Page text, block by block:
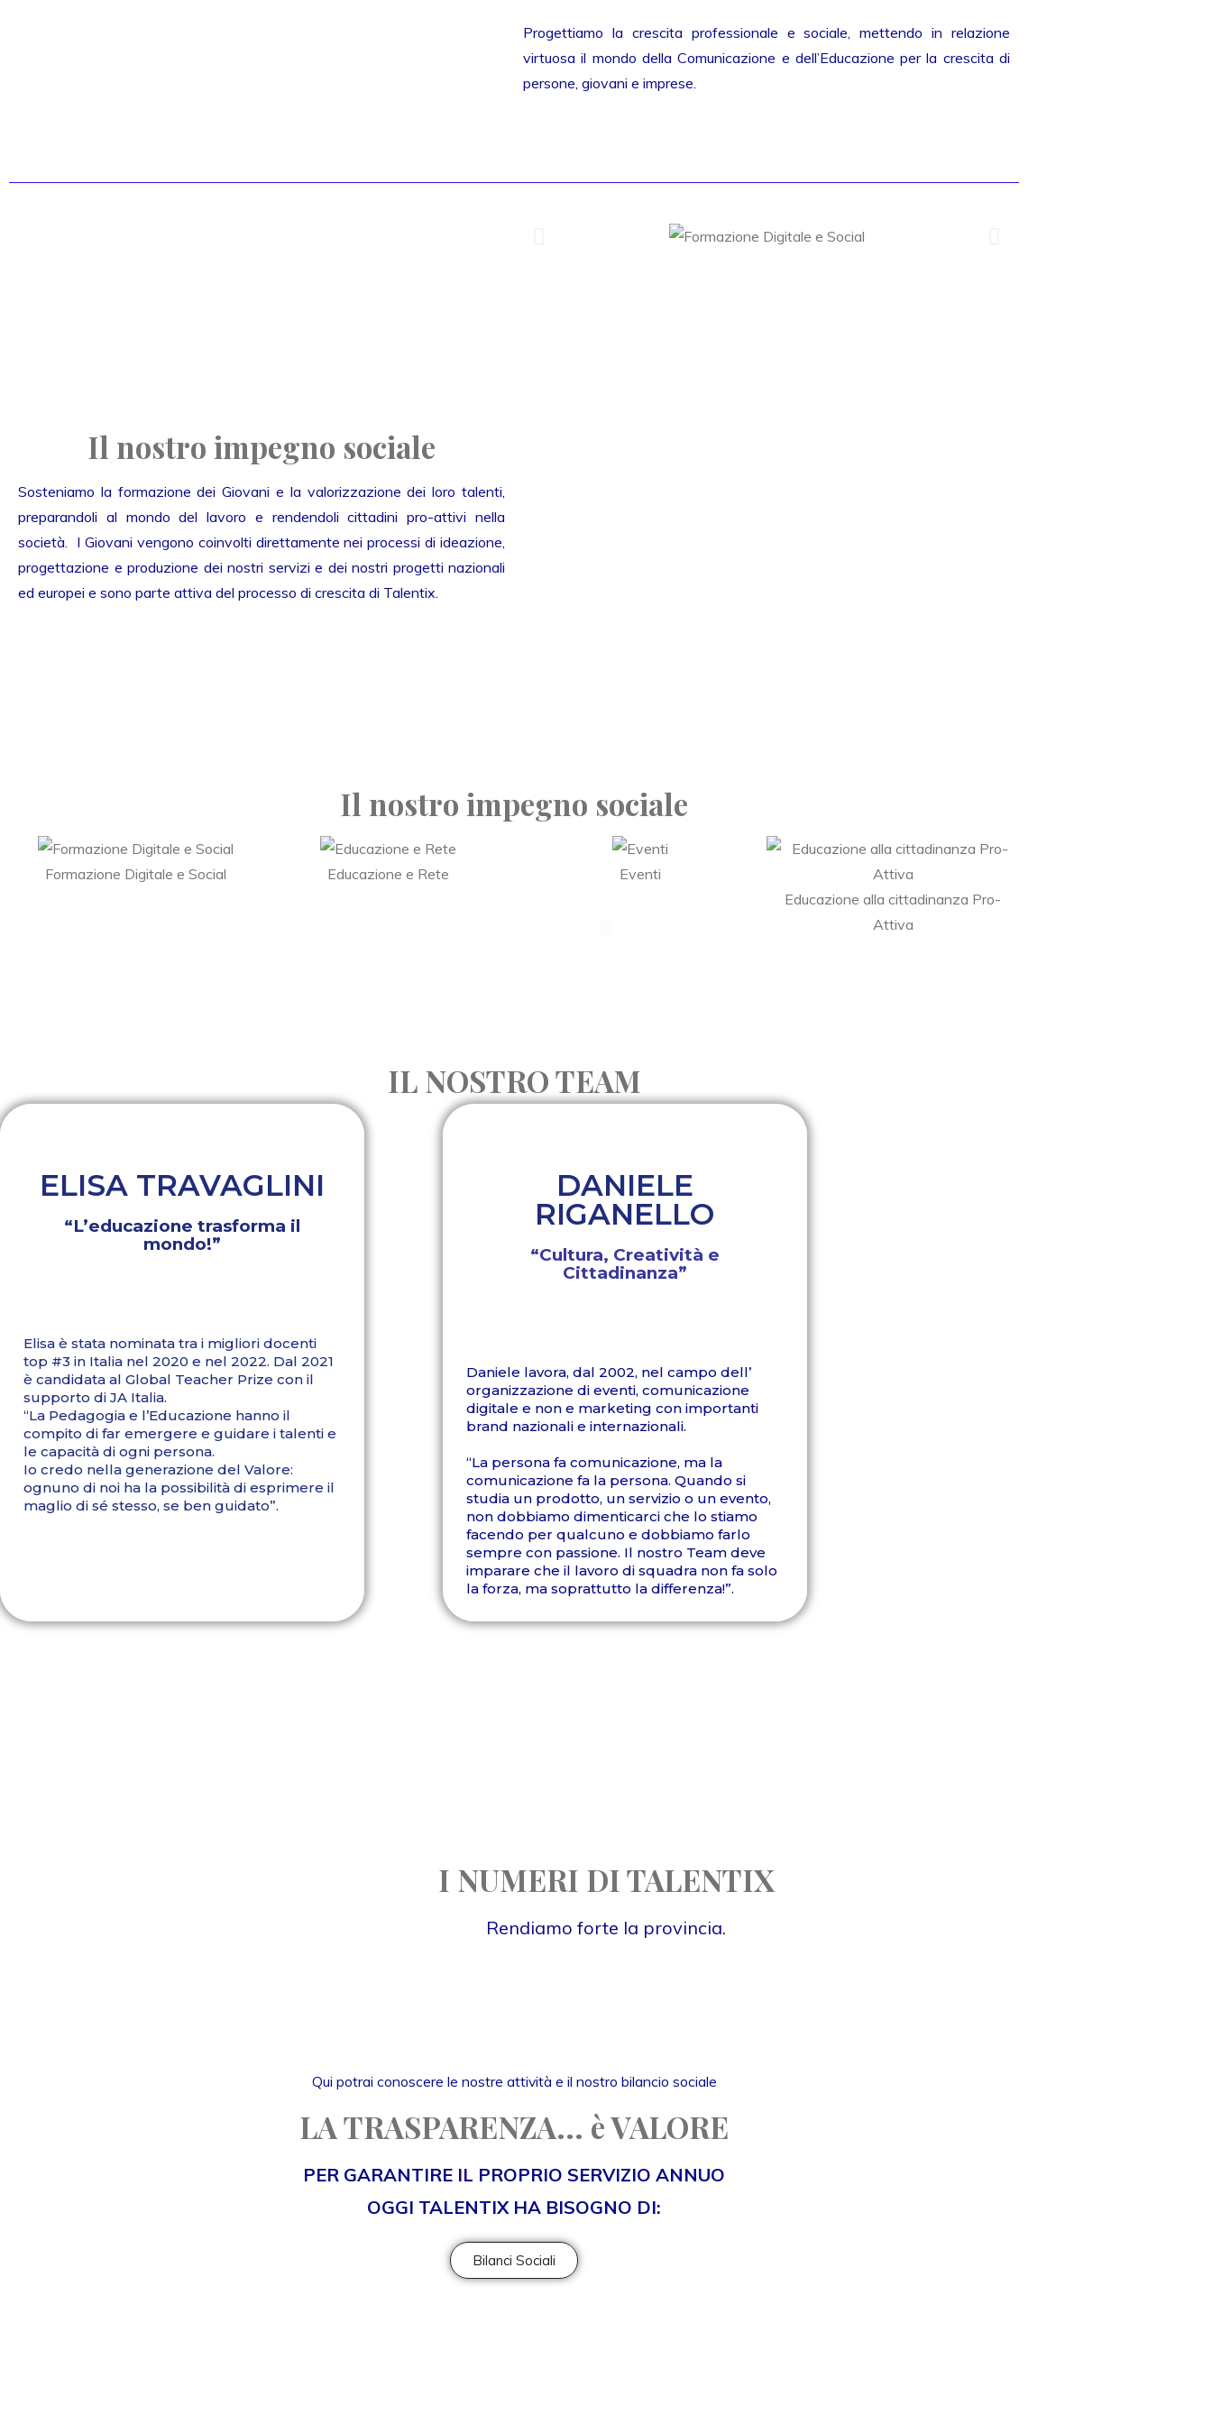
Progettiamo la crescita professionale e sociale, mettendo in relazione
virtuosa il mondo della Comunicazione e dell’Educazione per la crescita di
persone, giovani e imprese.
Il nostro impegno sociale
Sosteniamo la formazione dei Giovani e la valorizzazione dei loro talenti,
preparandoli al mondo del lavoro e rendendoli cittadini pro-attivi nella
società. I Giovani vengono coinvolti direttamente nei processi di ideazione,
progettazione e produzione dei nostri servizi e dei nostri progetti nazionali
ed europei e sono parte attiva del processo di crescita di Talentix.
Il nostro impegno sociale
Formazione Digitale e Social Educazione e Rete
Eventi
Educazione alla cittadinanza Pro-
Attiva
IL NOSTRO TEAM
ELISA TRAVAGLINI
“L’educazione trasforma il
mondo!”
Elisa è stata nominata tra i migliori docenti
top #3 in Italia nel 2020 e nel 2022. Dal 2021
è candidata al Global Teacher Prize con il
supporto di JA Italia.
“La Pedagogia e l’Educazione hanno il
compito di far emergere e guidare i talenti e
le capacità di ogni persona.
Io credo nella generazione del Valore:
ognuno di noi ha la possibilità di esprimere il
maglio di sé stesso, se ben guidato”.
DANIELE
RIGANELLO
“Cultura, Creatività e
Cittadinanza”
Daniele lavora, dal 2002, nel campo dell’
organizzazione di eventi, comunicazione
digitale e non e marketing con importanti
brand nazionali e internazionali.
“La persona fa comunicazione, ma la
comunicazione fa la persona. Quando si
studia un prodotto, un servizio o un evento,
non dobbiamo dimenticarci che lo stiamo
facendo per qualcuno e dobbiamo farlo
sempre con passione. Il nostro Team deve
imparare che il lavoro di squadra non fa solo
la forza, ma soprattutto la differenza!”.
I NUMERI DI TALENTIX
Rendiamo forte la provincia.
Qui potrai conoscere le nostre attività e il nostro bilancio sociale
LA TRASPARENZA... è VALORE
PER GARANTIRE IL PROPRIO SERVIZIO ANNUO
OGGI TALENTIX HA BISOGNO DI:
Bilanci Sociali